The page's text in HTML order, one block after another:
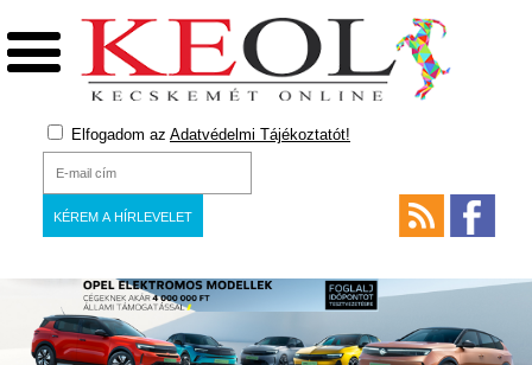
Elfogadom az Adatvédelmi Tájékoztatót!